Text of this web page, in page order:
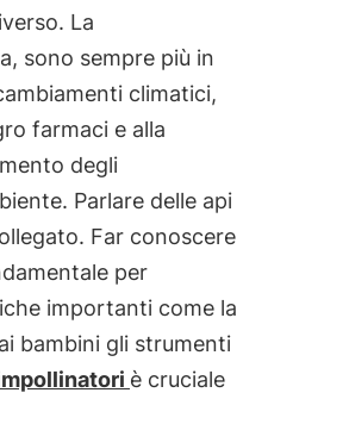
La
sono sempre più in
climatici,
farmaci e alla
degli
Parlare delle api
Far conoscere
per
importanti come la
bambini gli strumenti
è cruciale